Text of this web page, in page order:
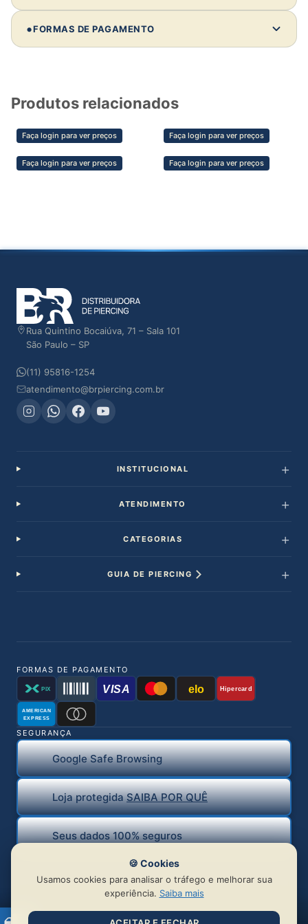
Comprando 10 unidades deste modelo:
Investimento:—
Clientes não compram só pelo preço —
compram pela confiança, estética e segurança
do material. Valorize isso na sua venda e
•FORMAS DE PAGAMENTO
Produtos relacionados
Faça login para ver preços Faça login para ver preços
Faça login para ver preços Faça login para ver preços
Rua Quintino Bocaiúva, 71 – Sala 101
São Paulo – SP
(11) 95816-1254
atendimento@brpiercing.com.br
INSTITUCIONAL
ATENDIMENTO
CATEGORIAS
GUIA DE PIERCING
FORMAS DE PAGAMENTO
PIX VISA elo Hipercard
AMERICAN
EXPRESS
SEGURANÇA
Google Safe Browsing
Loja protegidaSAIBA POR QUÊ
Seus dados 100% seguros
🍪 Cookies
Usamos cookies para analisar o tráfego e melhorar sua
experiência. Saiba mais